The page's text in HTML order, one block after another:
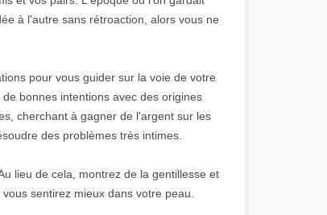
à l'autre sans rétroaction, alors vous ne
pour vous guider sur la voie de votre
bonnes intentions avec des origines
cherchant à gagner de l'argent sur les
des problèmes très intimes.
lieu de cela, montrez de la gentillesse et
sentirez mieux dans votre peau.